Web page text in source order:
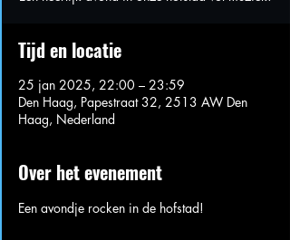
Tijd en locatie
25 jan 2025, 22:00 – 23:59
Den Haag, Papestraat 32, 2513 AW Den
Haag, Nederland
Over het evenement
Een avondje rocken in de hofstad!